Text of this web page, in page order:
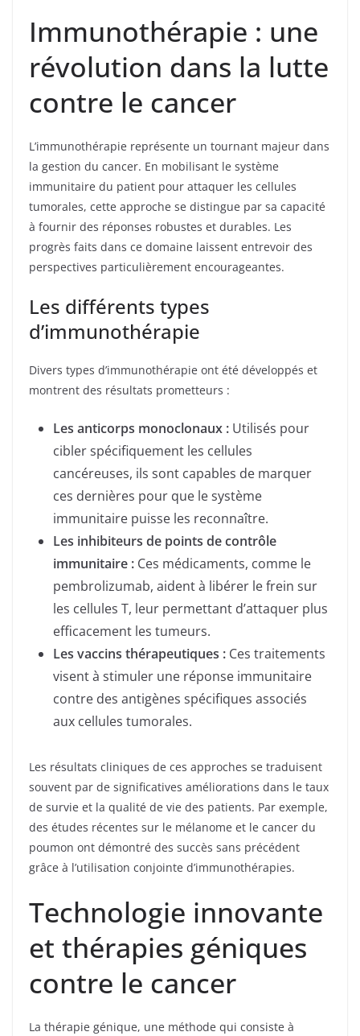
Immunothérapie : une
révolution dans la lutte
contre le cancer
L’immunothérapie représente un tournant majeur dans
la gestion du cancer. En mobilisant le système
immunitaire du patient pour attaquer les cellules
tumorales, cette approche se distingue par sa capacité
à fournir des réponses robustes et durables. Les
progrès faits dans ce domaine laissent entrevoir des
perspectives particulièrement encourageantes.
Les différents types
d’immunothérapie
Divers types d’immunothérapie ont été développés et
montrent des résultats prometteurs :
Les anticorps monoclonaux : Utilisés pour
cibler spécifiquement les cellules
cancéreuses, ils sont capables de marquer
ces dernières pour que le système
immunitaire puisse les reconnaître.
Les inhibiteurs de points de contrôle
immunitaire : Ces médicaments, comme le
pembrolizumab, aident à libérer le frein sur
les cellules T, leur permettant d’attaquer plus
efficacement les tumeurs.
Les vaccins thérapeutiques : Ces traitements
visent à stimuler une réponse immunitaire
contre des antigènes spécifiques associés
aux cellules tumorales.
Les résultats cliniques de ces approches se traduisent
souvent par de significatives améliorations dans le taux
de survie et la qualité de vie des patients. Par exemple,
des études récentes sur le mélanome et le cancer du
poumon ont démontré des succès sans précédent
grâce à l’utilisation conjointe d’immunothérapies.
Technologie innovante
et thérapies géniques
contre le cancer
La thérapie génique, une méthode qui consiste à